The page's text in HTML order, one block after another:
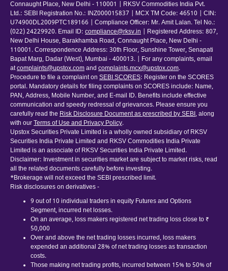
Connaught Place, New Delhi - 110001 | RKSV Commodities India Pvt.
Ltd.: SEBI Registration No.: INZ000015837 | MCX TM Code: 46510 | CIN:
U74900DL2009PTC189166 | Compliance Officer: Mr. Amit Lalan. Tel No.:
(022) 24229920. Email ID: compliance@rksv.in
| Registered Address: 807,
New Delhi House, Barakhamba Road, Connaught Place, New Delhi -
110001. Correspondence Address: 30th Floor, Sunshine Tower, Senapati
Bapat Marg, Dadar (West), Mumbai - 400013. | For any complaints, email
atcomplaints@upstox.comand complaints.mcx@upstox.com.
Procedure to file a complaint on SEBI SCORES: Register on the SCORES
portal. Mandatory details for filing complaints on SCORES include: Name,
PAN, Address, Mobile Number, and E-mail ID. Benefits include effective
communication and speedy redressal of grievances. Please ensure you
carefully read the Risk Disclosure Document as prescribed by SEBI, along
with ourTerms of Use and Privacy Policy.
Upstox Securities Private Limited is a wholly owned subsidiary of RKSV
Securities India Private Limited and RKSV Commodities India Private
Limited is an associate of RKSV Securities India Private Limited.
Disclaimer: Investment in securities market are subject to market risks, read
all the related documents carefully before investing.
*Brokerage will not exceed the SEBI prescribed limit.
Risk disclosures on derivatives -
9 out of 10 individual traders in equity Futures and Options
Segment, incurred net losses.
On an average, loss makers registered net trading loss close to ₹
50,000
Over and above the net trading losses incurred, loss makers
expended an additional 28% of net trading losses as transaction
costs.
Those making net trading profits, incurred between 15% to 50% of